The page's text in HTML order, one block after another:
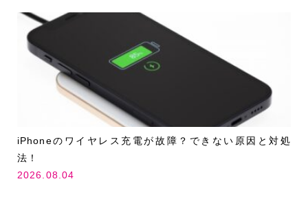
iPhoneのワイヤレス充電が故障？できない原因と対処
法！
2026.08.04